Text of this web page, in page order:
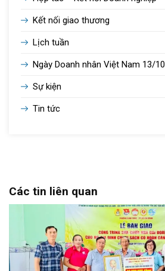
Kết nối giao thương
Lịch tuần
Ngày Doanh nhân Việt Nam 13/10
Sự kiện
Tin tức
Các tin liên quan